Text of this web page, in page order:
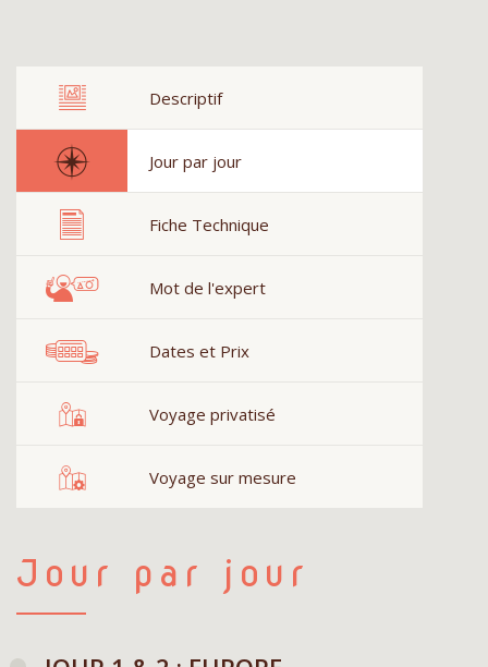
Descriptif
Jour par jour
Fiche Technique
Mot de l'expert
Dates et Prix
Voyage privatisé
Voyage sur mesure
Jour par jour